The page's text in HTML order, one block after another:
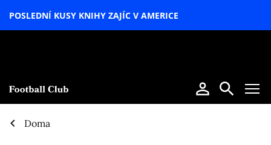
POSLEDNÍ KUSY KNIHY ZAJÍC V AMERICE
Doma